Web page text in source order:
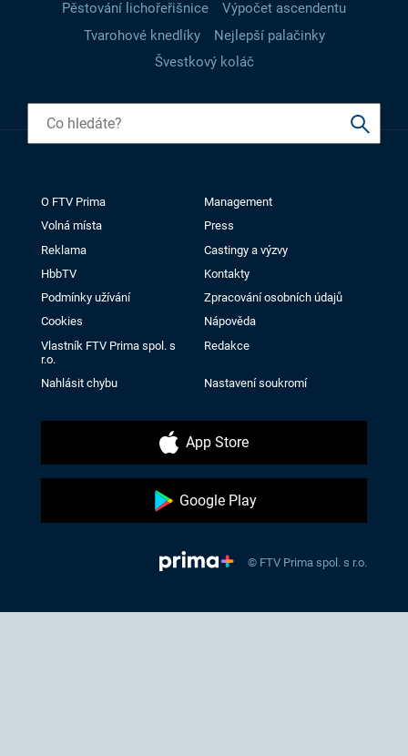
Pěstování lichořeřišnice
Výpočet ascendentu
Tvarohové knedlíky
Nejlepší palačinky
Švestkový koláč
O FTV Prima
Management
Volná místa
Press
Reklama
Castingy a výzvy
HbbTV
Kontakty
Podmínky užívání
Zpracování osobních údajů
Cookies
Nápověda
Vlastník FTV Prima spol. s
r.o.
Redakce
Nahlásit chybu Nastavení soukromí
App Store
Google Play
© FTV Prima spol. s r.o.